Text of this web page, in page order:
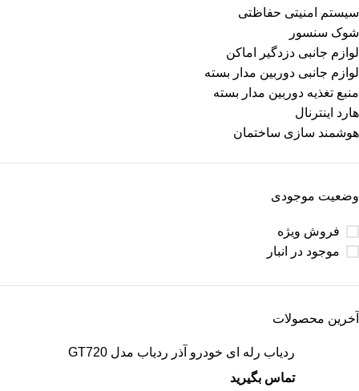
سیستم امنیتی حفاظتی
شوک سنسور
لوازم جانبی دزدگیر اماکن
لوازم جانبی دوربین مدار بسته
منبع تغذیه دوربین مدار بسته
هارد اینترنال
هوشمند سازی ساختمان
وضعیت موجودی
فروش ویژه
موجود در انبار
آخرین محصولات
ردیاب رله ای خودرو آذر ردیاب مدل GT720
تماس بگیرید